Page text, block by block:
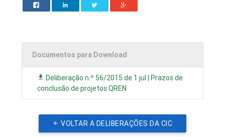
Documentos para Download
Deliberação n.º 56/2015 de 1 jul | Prazos de
conclusão de projetos QREN
VOLTAR A DELIBERAÇÕES DA CIC